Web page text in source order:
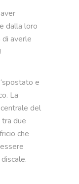
dalla loro
di averle
e
La
del
due
che